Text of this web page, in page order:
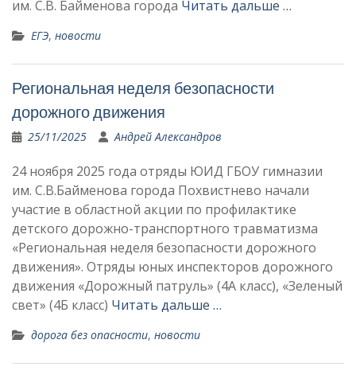
им. С.В. Байменова города Читать дальше …
ЕГЭ, новости
Региональная неделя безопасности
дорожного движения
25/11/2025 Андрей Александров
24 ноября 2025 года отряды ЮИД ГБОУ гимназии
им. С.В.Байменова города Похвистнево начали
участие в областной акции по профилактике
детского дорожно-транспортного травматизма
«Региональная неделя безопасности дорожного
движения». Отряды юных инспекторов дорожного
движения «Дорожный патруль» (4А класс), «Зеленый
свет» (4Б класс) Читать дальше …
дорога без опасности, новости